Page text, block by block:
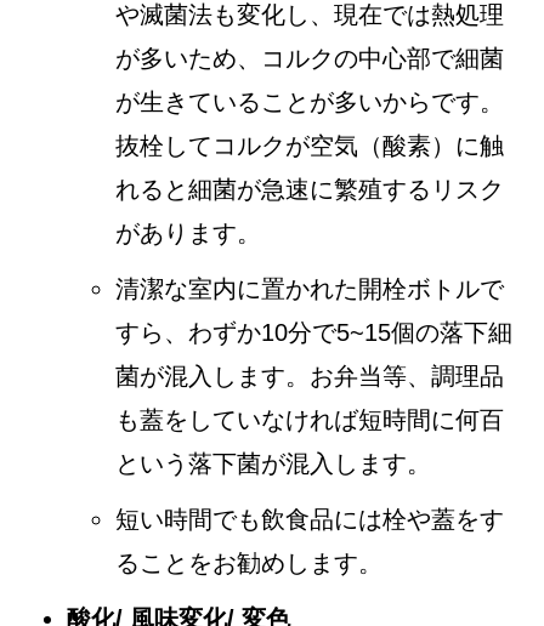
や滅菌法も変化し、現在では熱処理
が多いため、コルクの中心部で細菌
が生きていることが多いからです。
抜栓してコルクが空気（酸素）に触
れると細菌が急速に繁殖するリスク
があります。
清潔な室内に置かれた開栓ボトルで
すら、わずか10分で5~15個の落下細
菌が混入します。お弁当等、調理品
も蓋をしていなければ短時間に何百
という落下菌が混入します。
短い時間でも飲食品には栓や蓋をす
ることをお勧めします。
酸化/ 風味変化/ 変色